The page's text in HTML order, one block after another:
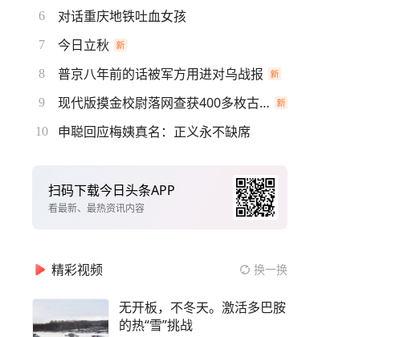
6 对话重庆地铁吐血女孩
7 今日立秋
8 普京八年前的话被军方用进对乌战报
9 现代版摸金校尉落网查获400多枚古币
10 申聪回应梅姨真名：正义永不缺席
扫码下载今日头条APP
看最新、最热资讯内容
精彩视频 换一换
无开板，不冬天。激活多巴胺
的热“雪”挑战